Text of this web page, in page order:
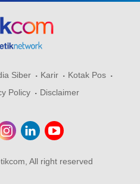
Siber Karir
Kotak Pos
Policy Disclaimer
All right reserved